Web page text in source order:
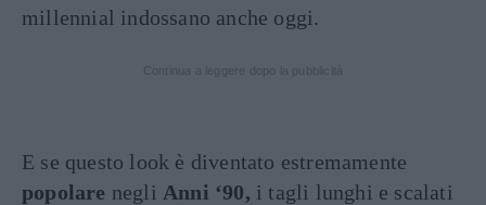
millennial indossano anche oggi.
E se questo look è diventato estremamente
popolare negli Anni ‘90, i tagli lunghi e scalati